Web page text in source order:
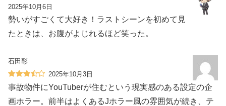
2025年10月6日
勢いがすごくて大好き！ラストシーンを初めて見
たときは、お腹がよじれるほど笑った。
石田彰
2025年10月3日
事故物件にYouTuberが住むという現実感のある設定の企
画ホラー。前半はよくあるJホラー風の雰囲気が続き、テ